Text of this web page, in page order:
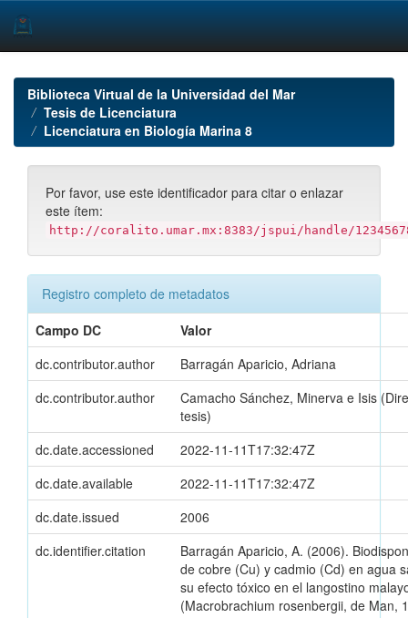
navigationBiblioteca Virtual de la Universidad del Mar
Tesis de Licenciatura
Licenciatura en Biología Marina 8
Por favor, use este identificador para citar o enlazar
este ítem:
http://coralito.umar.mx:8383/jspui/handle/
Registro completo de metadatos
Campo DC
Valor
dc.contributor.author
Barragán Aparicio, Adriana
dc.contributor.author
Camacho Sánchez, Minerva e Isis
tesis)
dc.date.accessioned
2022-11-11T17:32:47Z
dc.date.available
2022-11-11T17:32:47Z
dc.date.issued
2006
dc.identifier.citation
Barragán Aparicio, A. (2006).
de cobre (Cu) y cadmio (Cd) en agua
su efecto tóxico en el langostino
(Macrobrachium rosenbergii, de Man,